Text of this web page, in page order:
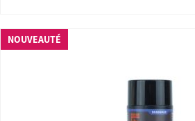
NOUVEAUTÉ